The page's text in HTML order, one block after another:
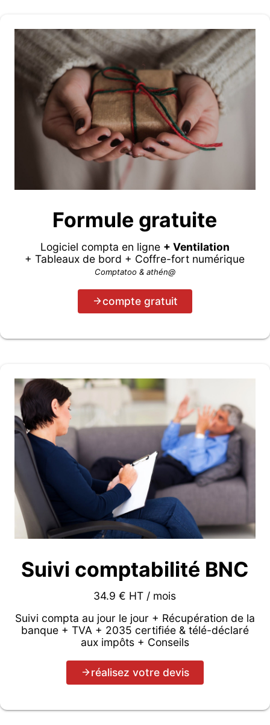
Formule gratuite
Logiciel compta en ligne + Ventilation
+ Tableaux de bord + Coffre-fort numérique
Comptatoo & athén@
compte gratuit
Suivi comptabilité BNC
34.9 € HT / mois
Suivi compta au jour le jour + Récupération de la
banque + TVA + 2035 certifiée & télé-déclaré
aux impôts + Conseils
réalisez votre devis